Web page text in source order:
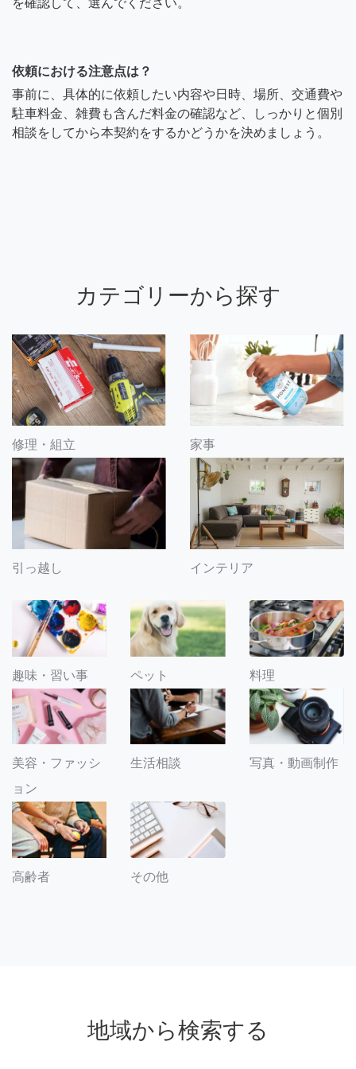
を確認して、選んでください。
依頼における注意点は？
事前に、具体的に依頼したい内容や日時、場所、交通費や
駐車料金、雑費も含んだ料金の確認など、しっかりと個別
相談をしてから本契約をするかどうかを決めましょう。
カテゴリーから探す
修理・組立 家事
引っ越し インテリア
趣味・習い事 ペット 料理
美容・ファッシ
ョン
生活相談 写真・動画制作
高齢者 その他
地域から検索する